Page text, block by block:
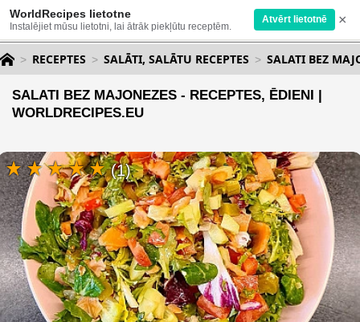
WorldRecipes lietotne
Instalējiet mūsu lietotni, lai ātrāk piekļūtu receptēm.
Atvērt lietotnē ×
RECEPTES SALĀTI, SALĀTU RECEPTES SALATI BEZ
SALATI BEZ MAJONEZES - RECEPTES, ĒDIENI |
WORLDRECIPES.EU
(1)